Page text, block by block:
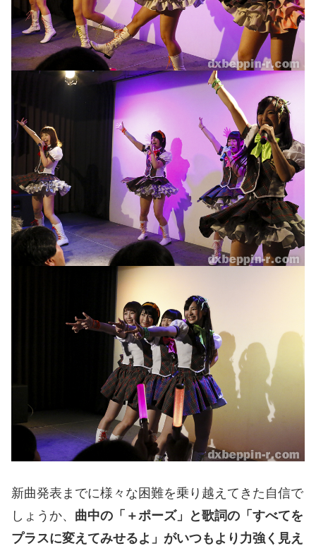
新曲発表までに様々な困難を乗り越えてきた自信で
しょうか、 曲中の「＋ポーズ」と歌詞の「すべてを
プラスに変えてみせるよ」がいつもより力強く見え